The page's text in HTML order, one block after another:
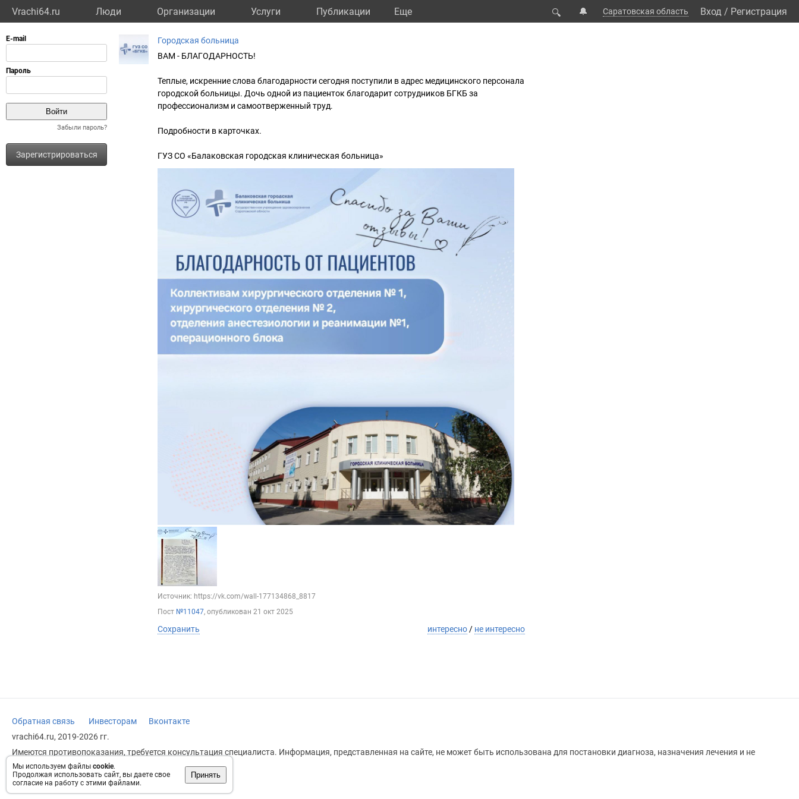
Vrachi64.ru Люди Организации Услуги Публикации Eще 🔍 🔔 Саратовская область Вход / Регистрация
Забыли пароль?
Зарегистрироваться
Мы используем файлы cookie.
Продолжая использовать сайт, вы даете свое
согласие на работу с этими файлами.
Принять
Городская больница
ВАМ - БЛАГОДАРНОСТЬ!
Теплые, искренние слова благодарности сегодня поступили в адрес медицинского персонала
городской больницы. Дочь одной из пациенток благодарит сотрудников БГКБ за
профессионализм и самоотверженный труд.
Подробности в карточках.
ГУЗ СО «Балаковская городская клиническая больница»
Источник: https://vk.com/wall-177134868_8817
Пост №11047, опубликован 21 окт 2025
Сохранить интересно / не интересно
Обратная связь Инвесторам
Вконтакте
vrachi64.ru, 2019-2026 гг.
Имеются противопоказания, требуется консультация специалиста. Информация, представленная на сайте, не может быть использована для постановки диагноза, назначения лечения и не
заменяет прием врача.
Возрастное ограничение: 18+